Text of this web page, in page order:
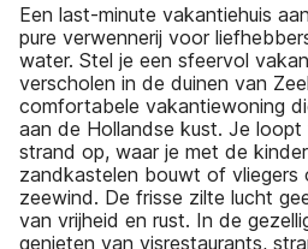
Een last-minute vakantiehuis
pure verwennerij voor
water. Stel je een sfeervol
verscholen in de duinen van
comfortabele vakantiewoning
aan de Hollandse kust. Je
strand op, waar je met de
zandkastelen bouwt of vliegers
zeewind. De frisse zilte lucht
van vrijheid en rust. In de
genieten van visrestaurants,